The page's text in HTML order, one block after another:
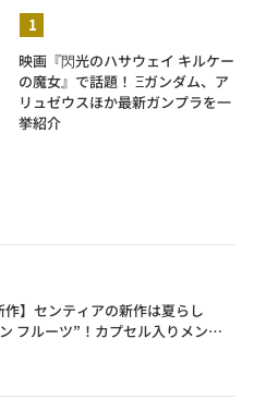
映画『閃光のハサウェイ キルケー
の魔女』で話題！ Ξガンダム、ア
リュゼウスほか最新ガンプラを一
挙紹介
作】センティアの新作は夏らし
フルーツ”！カプセル入りメンソ